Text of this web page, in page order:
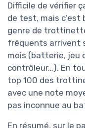
Difficile de vérifier
de test, mais c’est
genre de
fréquents arrivent
mois (batterie, jeu
contrôleur…). En
top 100 des
avec une note
pas inconnue au
En résumé, sur le